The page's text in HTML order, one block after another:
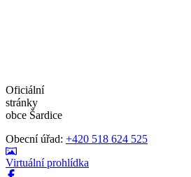
Oficiální
stránky
obce Šardice
Obecní úřad: +420 518 624 525
Virtuální prohlídka